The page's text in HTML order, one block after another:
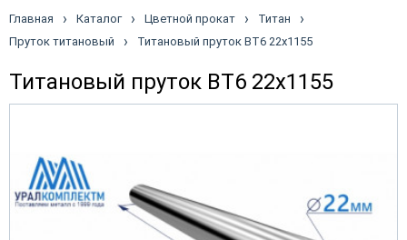
Главная › Каталог › Цветной прокат › Титан ›
Пруток титановый › Титановый пруток ВТ6 22х1155
Титановый пруток ВТ6 22х1155